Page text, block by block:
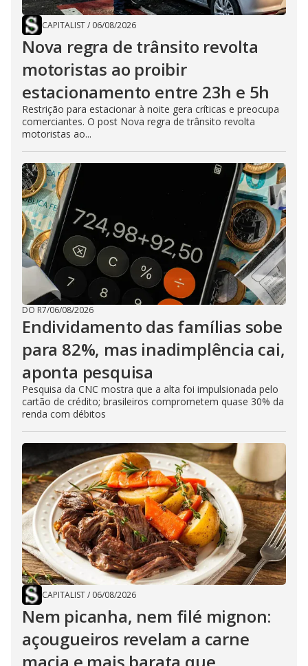
CAPITALIST/ 06/08/2026
Nova regra de trânsito revolta
motoristas ao proibir
estacionamento entre 23h e 5h
Restrição para estacionar à noite gera críticas e preocupa
comerciantes. O post Nova regra de trânsito revolta
motoristas ao...
DO R7/06/08/2026
Endividamento das famílias sobe
para 82%, mas inadimplência cai,
aponta pesquisa
Pesquisa da CNC mostra que a alta foi impulsionada pelo
cartão de crédito; brasileiros comprometem quase 30% da
renda com débitos
CAPITALIST/ 06/08/2026
Nem picanha, nem filé mignon:
açougueiros revelam a carne